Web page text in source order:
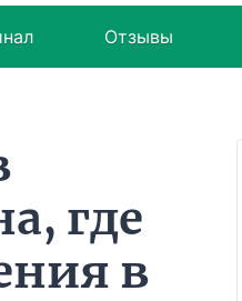
Отзывы
где
в